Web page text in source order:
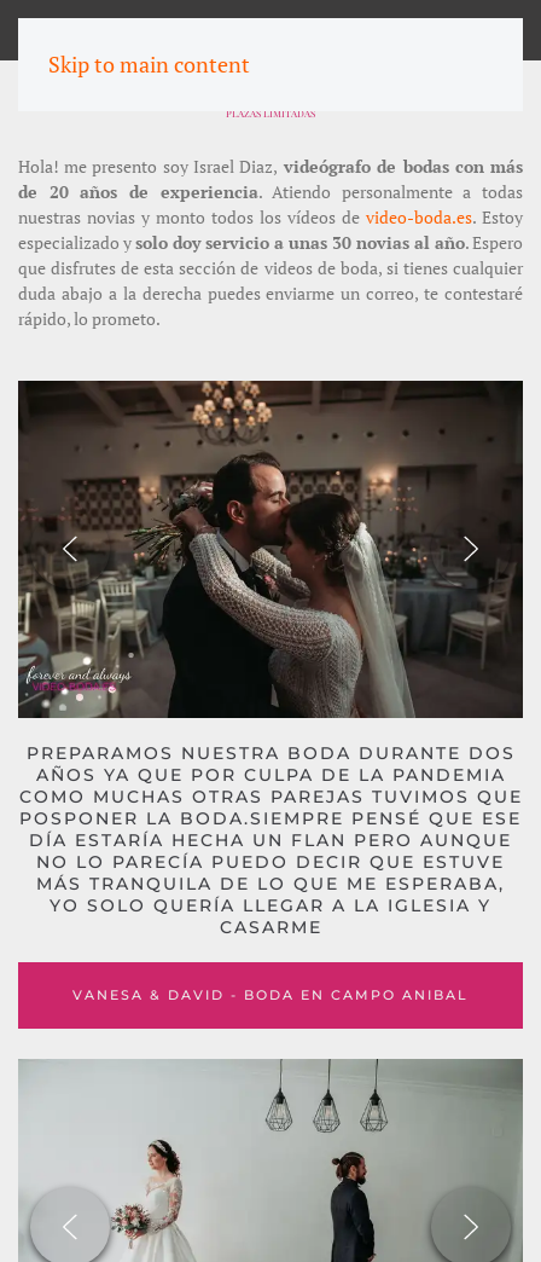
Skip to main content
PLAZAS LIMITADAS
Hola! me presento soy Israel Diaz, videógrafo de bodas con más
de 20 años de experiencia. Atiendo personalmente a todas
nuestras novias y monto todos los vídeos de video-boda.es. Estoy
especializado ysolo doy servicio a unas 30 novias al año. Espero
que disfrutes de esta sección de videos de boda, si tienes cualquier
duda abajo a la derecha puedes enviarme un correo, te contestaré
rápido, lo prometo.
PREPARAMOS NUESTRA BODA DURANTE DOS
AÑOS YA QUE POR CULPA DE LA PANDEMIA
COMO MUCHAS OTRAS PAREJAS TUVIMOS QUE
POSPONER LA BODA.SIEMPRE PENSÉ QUE ESE
DÍA ESTARÍA HECHA UN FLAN PERO AUNQUE
NO LO PARECÍA PUEDO DECIR QUE ESTUVE
MÁS TRANQUILA DE LO QUE ME ESPERABA,
YO SOLO QUERÍA LLEGAR A LA IGLESIA Y
CASARME
VANESA & DAVID - BODA EN CAMPO ANIBAL